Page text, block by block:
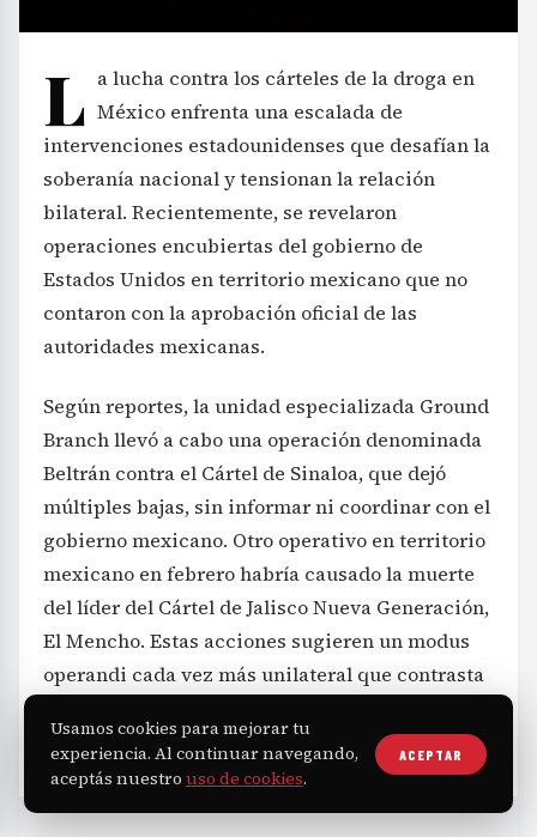
L a lucha contra los cárteles de la droga en
México enfrenta una escalada de
intervenciones estadounidenses que desafían la
soberanía nacional y tensionan la relación
bilateral. Recientemente, se revelaron
operaciones encubiertas del gobierno de
Estados Unidos en territorio mexicano que no
contaron con la aprobación oficial de las
autoridades mexicanas.
Según reportes, la unidad especializada Ground
Branch llevó a cabo una operación denominada
Beltrán contra el Cártel de Sinaloa, que dejó
múltiples bajas, sin informar ni coordinar con el
gobierno mexicano. Otro operativo en territorio
mexicano en febrero habría causado la muerte
del líder del Cártel de Jalisco Nueva Generación,
El Mencho. Estas acciones sugieren un modus
operandi cada vez más unilateral que contrasta
ambos países.
Usamos cookies para mejorar tu
experiencia. Al continuar navegando,
aceptás nuestro uso de cookies.
ACEPTAR